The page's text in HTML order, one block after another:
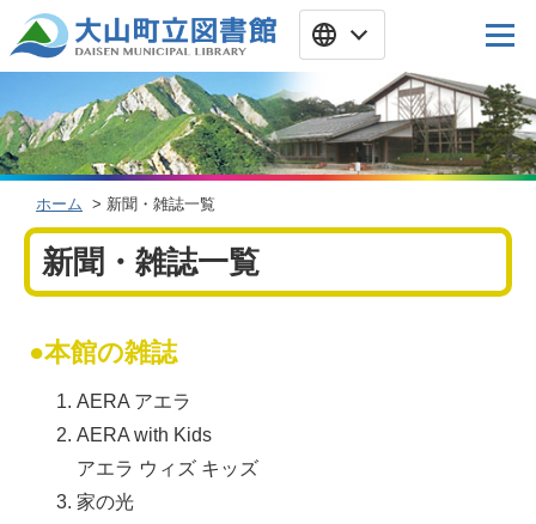
ホーム > 新聞・雑誌一覧
新聞・雑誌一覧
●本館の雑誌
AERA アエラ
AERA with Kids
アエラ ウィズ キッズ
家の光